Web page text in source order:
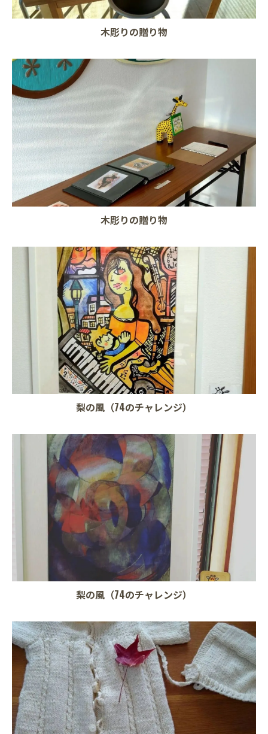
木彫りの贈り物
木彫りの贈り物
梨の風（74のチャレンジ）
梨の風（74のチャレンジ）